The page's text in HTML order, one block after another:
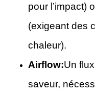
pour l’impact)
(exigeant des
chaleur).
Airflow:Un
saveur,